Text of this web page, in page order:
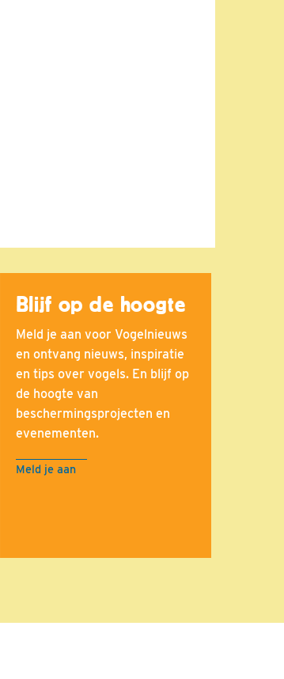
Blijf op de hoogte
Meld je aan voor Vogelnieuws
en ontvang nieuws, inspiratie
en tips over vogels. En blijf op
de hoogte van
beschermingsprojecten en
evenementen.
Meld je aan